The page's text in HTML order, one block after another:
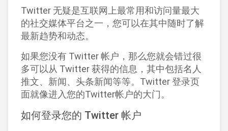
Twitter 无疑是互联网上最常用和访问量最大
的社交媒体平台之一，您可以在其中随时了解
最新趋势和动态。
如果您没有 Twitter 帐户，那么您就会错过很
多可以从 Twitter 获得的信息，其中包括名人
推文、新闻、头条新闻等等。Twitter 登录页
面就像进入您的Twitter帐户的大门。
如何登录您的 Twitter 帐户